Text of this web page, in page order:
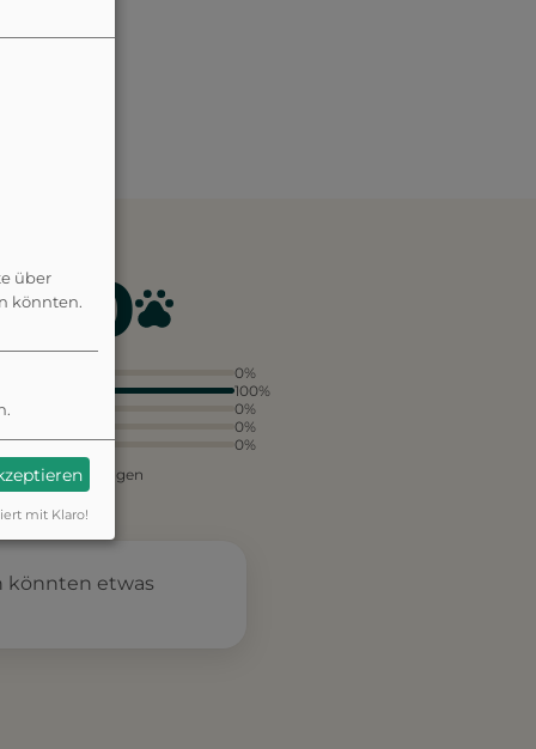
4.0
0%
100%
0%
0%
1
0%
aus 1 Bewertungen
könnten etwas
über
könnten.
mit Klaro!